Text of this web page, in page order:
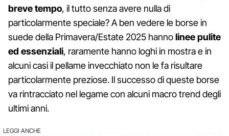
breve tempo, il tutto senza avere nulla di
particolarmente speciale? A ben vedere le borse in
suede della Primavera/Estate 2025 hannolinee pulite
ed essenziali, raramente hanno loghi in mostra e in
alcuni casi il pellame invecchiato non le fa risultare
particolarmente preziose. Il successo di queste borse
va rintracciato nel legame con alcuni macro trend degli
ultimi anni.
LEGGI ANCHE